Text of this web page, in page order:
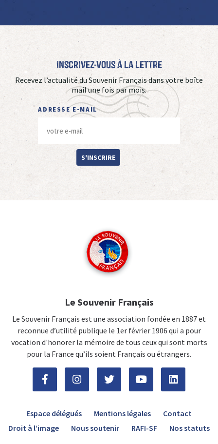
Inscrivez-vous à La Lettre
Recevez l’actualité du Souvenir Français dans votre boîte
mail une fois par mois.
ADRESSE E-MAIL
S'INSCRIRE
Le Souvenir Français
Le Souvenir Français est une association fondée en 1887 et
reconnue d’utilité publique le 1er février 1906 qui a pour
vocation d'honorer la mémoire de tous ceux qui sont morts
pour la France qu’ils soient Français ou étrangers.
Espace délégués Mentions légales
Contact
Droit à l’image
Nous soutenir RAFI-SF Nos statuts